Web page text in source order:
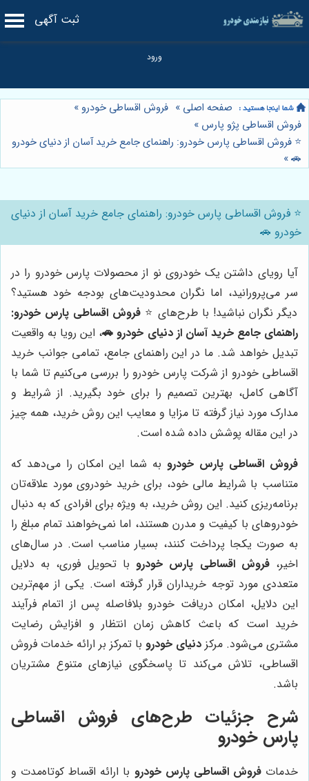
ثبت آگهی
صفحه اصلی » فروش اقساطی خودرو »
فروش اقساطی پژو پارس »
⭐️ فروش اقساطی پارس خودرو: راهنمای جامع خرید آسان از دنیای خودرو
🚗
»
⭐️ فروش اقساطی پارس خودرو: راهنمای جامع خرید آسان از دنیای
خودرو 🚗
آیا رویای داشتن یک خودروی نو از محصولات پارس خودرو را در
سر می‌پرورانید، اما نگران محدودیت‌های بودجه خود هستید؟
دیگر نگران نباشید! با طرح‌های ⭐️ فروش اقساطی پارس خودرو:
راهنمای جامع خرید آسان از دنیای خودرو 🚗، این رویا به واقعیت
تبدیل خواهد شد. ما در این راهنمای جامع، تمامی جوانب خرید
اقساطی خودرو از شرکت پارس خودرو را بررسی می‌کنیم تا شما با
آگاهی کامل، بهترین تصمیم را برای خود بگیرید. از شرایط و
مدارک مورد نیاز گرفته تا مزایا و معایب این روش خرید، همه چیز
در این مقاله پوشش داده شده است.
فروش اقساطی پارس خودرو به شما این امکان را می‌دهد که
متناسب با شرایط مالی خود، برای خرید خودروی مورد علاقه‌تان
برنامه‌ریزی کنید. این روش خرید، به ویژه برای افرادی که به دنبال
خودروهای با کیفیت و مدرن هستند، اما نمی‌خواهند تمام مبلغ را
به صورت یکجا پرداخت کنند، بسیار مناسب است. در سال‌های
اخیر،فروش اقساطی پارس خودروبا تحویل فوری، به دلایل
متعددی مورد توجه خریداران قرار گرفته است. یکی از مهم‌ترین
این دلایل، امکان دریافت خودرو بلافاصله پس از اتمام فرآیند
خرید است که باعث کاهش زمان انتظار و افزایش رضایت
مشتری می‌شود. مرکز دنیای خودرو با تمرکز بر ارائه خدمات فروش
اقساطی، تلاش می‌کند تا پاسخگوی نیازهای متنوع مشتریان
باشد.
شرح جزئیات طرح‌های فروش اقساطی
پارس خودرو
خدماتفروش اقساطی پارس خودرو با ارائه اقساط کوتاه‌مدت و